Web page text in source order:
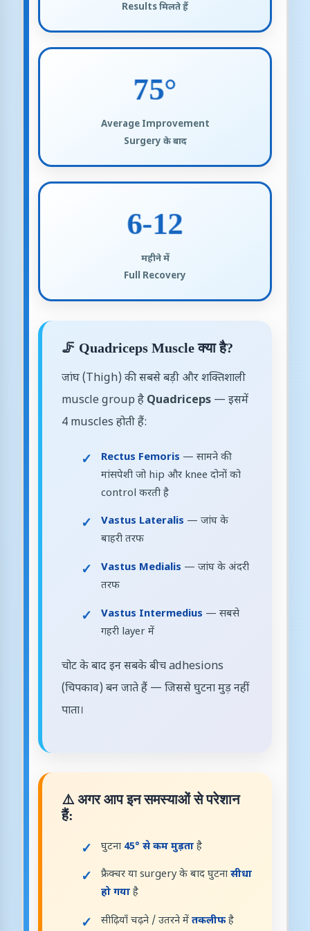
Results मिलते हैं
75°
Average Improvement
Surgery के बाद
6-12
महीने में
Full Recovery
🦵 Quadriceps Muscle क्या है?
जांघ (Thigh) की सबसे बड़ी और शक्तिशाली
muscle group है Quadriceps — इसमें
4 muscles होती हैं:
Rectus Femoris — सामने की
मांसपेशी जो hip और knee दोनों को
control करती है
Vastus Lateralis — जांघ के
बाहरी तरफ
Vastus Medialis — जांघ के अंदरी
तरफ
Vastus Intermedius — सबसे
गहरी layer में
चोट के बाद इन सबके बीच adhesions
(चिपकाव) बन जाते हैं — जिससे घुटना मुड़ नहीं
पाता।
⚠️ अगर आप इन समस्याओं से परेशान
हैं:
घुटना 45° से कम मुड़ता है
फ्रैक्चर या surgery के बाद घुटनासीधा
हो गया है
सीढ़ियाँ चढ़ने / उतरने मेंतकलीफ है